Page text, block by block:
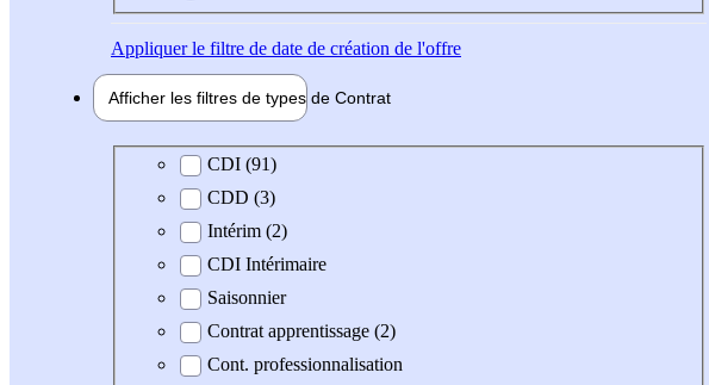
Appliquerle filtre de date de création de l'offre
Afficher les filtres de types de Contrat
Type de contratCDI (91)
CDD (3)
Intérim (2)
CDI Intérimaire
Saisonnier
Contrat apprentissage (2)
Cont. professionnalisation